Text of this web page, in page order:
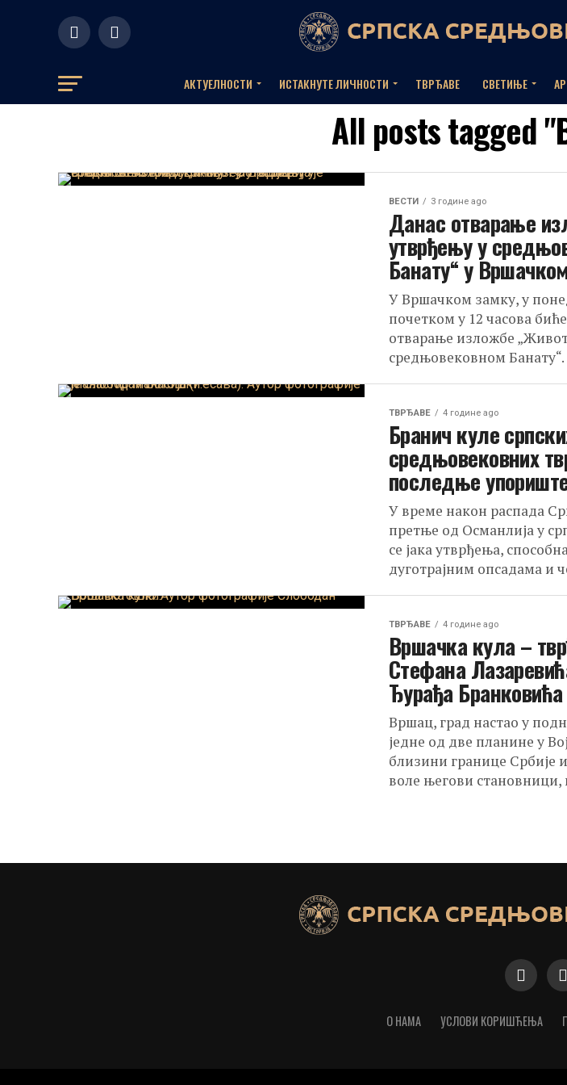
АКТУЕЛНOСТИ ИСТАКНУТЕ ЛИЧНОСТИ ТВРЂАВЕ СВЕТИЊЕ
All posts tagged
ВЕСТИ 3 године ago
Данас отварање
утврђењу у
Банату“ у
У Вршачком замку, у
почетком у 12 часова
отварање изложбе
средњовековном
ТВРЂАВЕ 4 године ago
Бранич куле
средњовековних
последње
У време након распада
претње од Османлија у
се јака утврђења,
дуготрајним опсадама и
ТВРЂАВЕ 4 године ago
Вршачка кула –
Стефана
Ђурађа Бранковића
Вршац, град настао у
једне од две планине у
близини границе Србије
воле његови становници,
О НАМА УСЛОВИ КОРИШЋЕЊА